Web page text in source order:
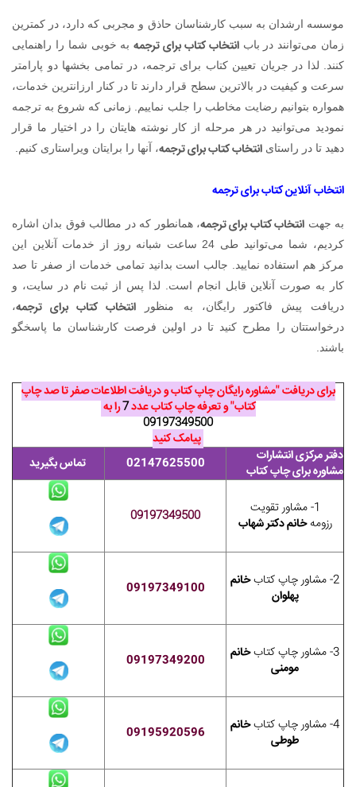
موسسه ارشدان به سبب کارشناسان حاذق و مجربی که دارد، در کمترین
زمان می‌توانند در بابانتخاب کتاب برای ترجمهبه خوبی شما را راهنمایی
کنند. لذا در جریان تعیین کتاب برای ترجمه، در تمامی بخشها دو پارامتر
سرعت و کیفیت در بالاترین سطح قرار دارند تا در کنار ارزانترین خدمات،
همواره بتوانیم رضایت مخاطب را جلب نماییم. زمانی که شروع به ترجمه
نمودید می‌توانید در هر مرحله از کار نوشته هایتان را در اختیار ما قرار
دهید تا در راستای انتخاب کتاب برای ترجمه، آنها را برایتان ویراستاری کنیم.
انتخاب آنلاین کتاب برای ترجمه
به جهت انتخاب کتاب برای ترجمه، همانطور که در مطالب فوق بدان اشاره
کردیم، شما می‌توانید طی 24 ساعت شبانه روز از خدمات آنلاین این
مرکز هم استفاده نمایید. جالب است بدانید تمامی خدمات از صفر تا صد
کار به صورت آنلاین قابل انجام است. لذا پس از ثبت نام در سایت، و
دریافت پیش فاکتور رایگان، به منظور انتخاب کتاب برای ترجمه،
درخواستتان را مطرح کنید تا در اولین فرصت کارشناسان ما پاسخگو
باشند.
برای دریافت "مشاوره رایگان چاپ کتاب و دریافت اطلاعات صفر تا صد چاپ
کتاب" و تعرفه چاپ کتاب عدد7را به
09197349500
پیامک کنید
دفتر مرکزی انتشارات
مشاوره برای چاپ کتاب
02147625500 تماس بگیرید
1- مشاور تقویت
رزومهخانم دکتر شهاب 09197349500
2- مشاور چاپ کتاب
خانم
پهلوان
09197349100
3- مشاور چاپ کتاب
خانم
مومنی
09197349200
4- مشاور چاپ کتاب
خانم
طوطی
09195920596